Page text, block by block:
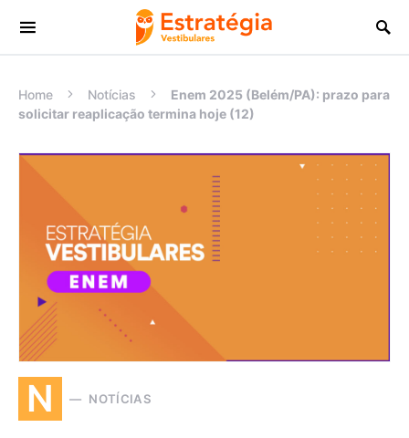
Procurar:
Home Notícias
Enem 2025 (Belém/PA): prazo para
solicitar reaplicação termina hoje (12)
N NOTÍCIAS